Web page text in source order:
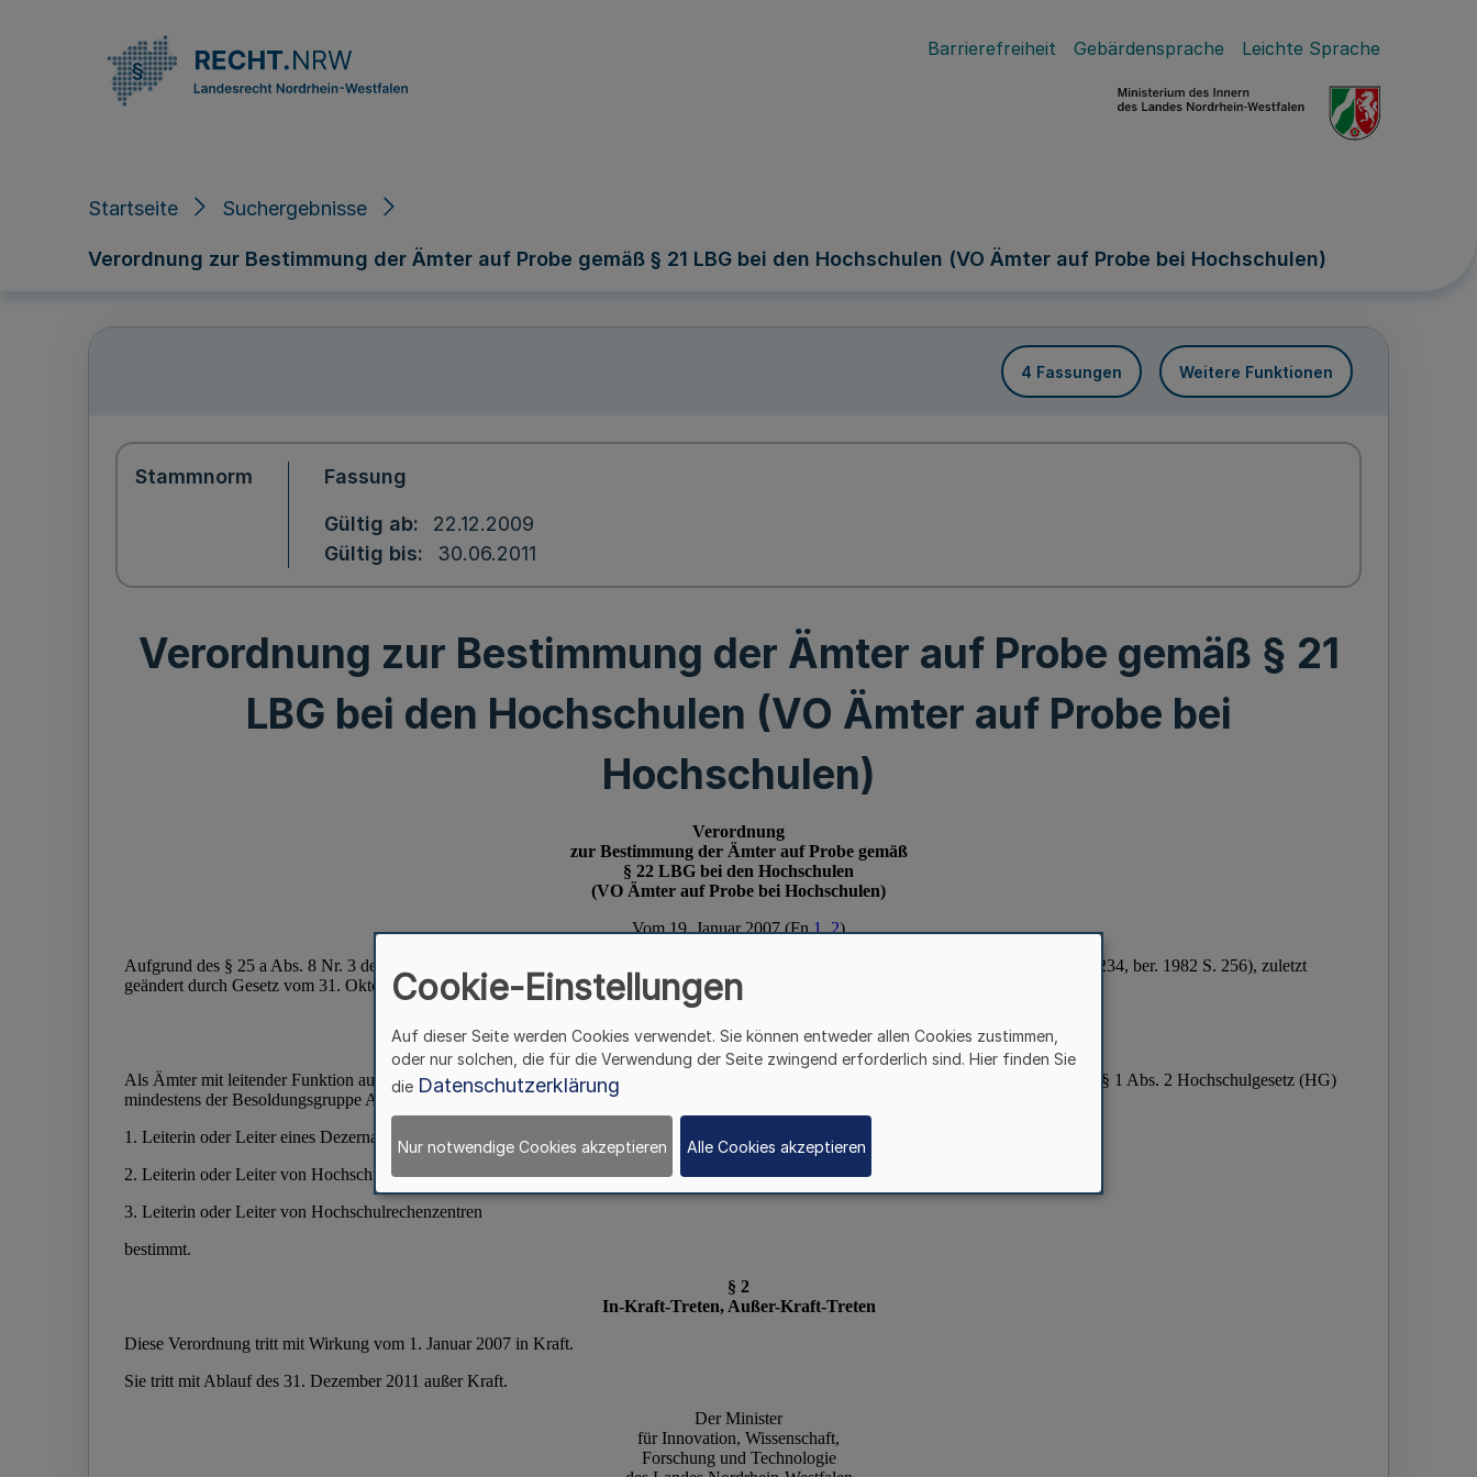
Barrierefreiheit Gebärdensprache Leichte Sprache
Startseite Suchergebnisse
Verordnung zur Bestimmung der Ämter auf Probe gemäß § 21 LBG bei den Hochschulen (VO Ämter auf Probe bei Hochschulen)
4 Fassungen Weitere Funktionen
Stammnorm Fassung
Gültig ab
22.12.2009
Gültig bis
30.06.2011
Verordnung zur Bestimmung der Ämter auf Probe gemäß § 21
LBG bei den Hochschulen (VO Ämter auf Probe bei
Hochschulen)
Cookie-Einstellungen
Auf dieser Seite werden Cookies verwendet. Sie können entweder allen Cookies zustimmen,
oder nur solchen, die für die Verwendung der Seite zwingend erforderlich sind. Hier finden Sie
die Datenschutzerklärung
Nur notwendige Cookies akzeptieren Alle Cookies akzeptieren